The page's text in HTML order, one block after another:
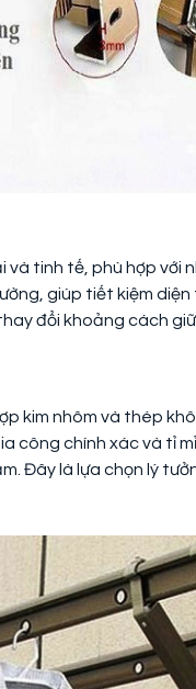
tinh tế, phù hợp với
giúp tiết kiệm diện
đổi khoảng cách
kim nhôm và thép
công chính xác và tỉ
Đây là lựa chọn lý